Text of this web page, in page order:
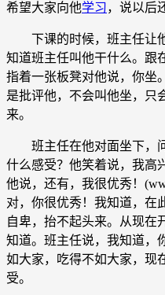
希望大家向他学习，说以后
下课的时候，班主任让他
知道班主任叫他干什么。跟
指着一张板凳对他说，你坐
是批评他，不会叫他坐，只
来。
班主任在他对面坐下，问
什么感受？他笑着说，我高
他说，还有，我很优秀！
对，你很优秀！我知道，在
自卑，抬不起头来。从现在
知道。班主任说，我知道，
如大家，吃得不如大家，现
受。